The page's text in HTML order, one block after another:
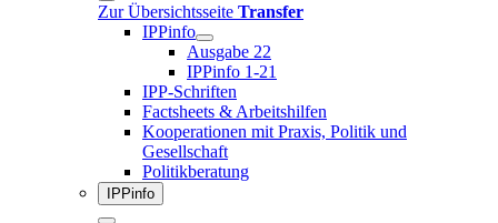
Zur Übersichtsseite Transfer
IPPinfo
Ausgabe 22
IPPinfo 1-21
IPP-Schriften
Factsheets & Arbeitshilfen
Kooperationen mit Praxis, Politik und
Gesellschaft
Politikberatung
IPPinfo